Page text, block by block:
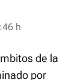
h
de la
por